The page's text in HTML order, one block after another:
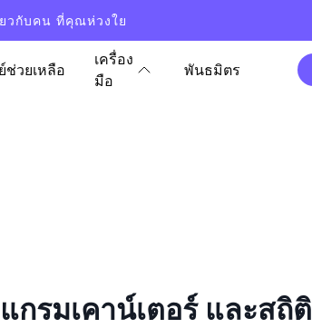
ยวกับคน ที่คุณห่วงใย
ช่วยเหลือ
เครื่อง
มือ
พันธมิตร
รมเคาน์เตอร์ และสถิติ